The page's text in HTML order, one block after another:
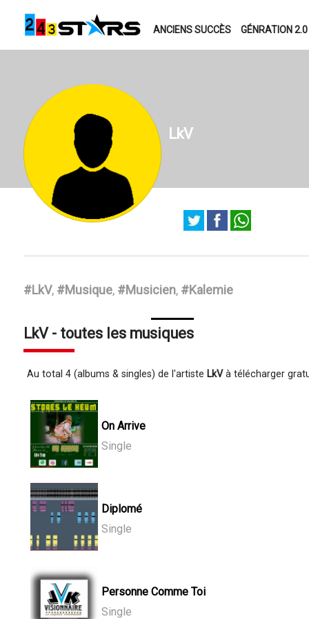
ANCIENS SUCCÈS GÉNRATION 2.0
LkV
#LkV, #Musique, #Musicien, #Kalemie
LkV - toutes les musiques
Au total 4 (albums & singles) de l'artiste LkVà télécharger
On Arrive
Single
Diplomé
Single
Personne Comme Toi
Single